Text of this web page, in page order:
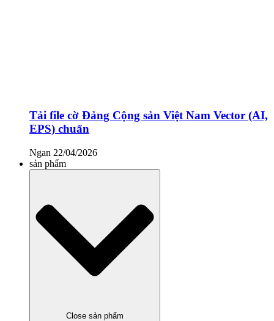
Tải file cờ Đảng Cộng sản Việt Nam Vector (AI,
EPS) chuẩn
Ngan 22/04/2026
sản phẩm
Close sản phẩm